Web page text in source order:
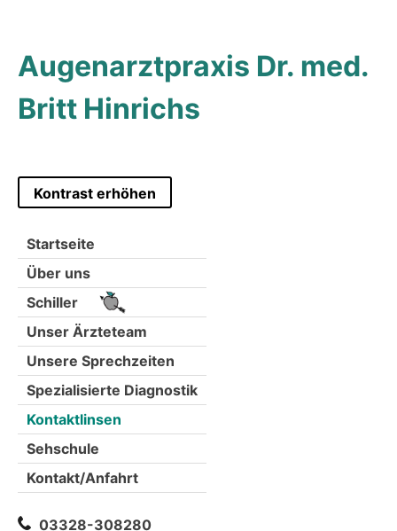
contentAugenarztpraxis Dr. med.
Britt Hinrichs
Kontrast erhöhen
Startseite
Über uns
Schiller
Unser Ärzteteam
Unsere Sprechzeiten
Spezialisierte Diagnostik
Kontaktlinsen
Sehschule
Kontakt/Anfahrt
03328-308280